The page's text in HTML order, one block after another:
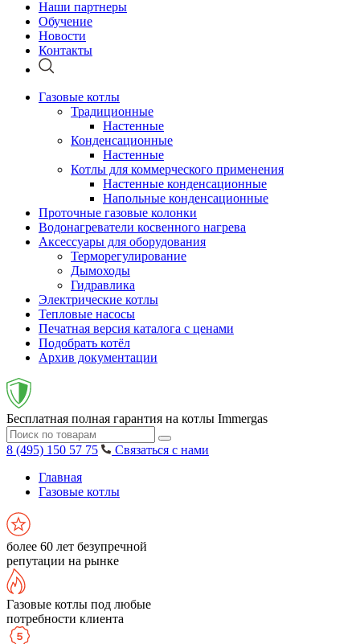
Наши партнеры
Обучение
Новости
Контакты
Газовые котлы
Традиционные
Настенные
Конденсационные
Настенные
Котлы для коммерческого применения
Настенные конденсационные
Напольные конденсационные
Проточные газовые колонки
Водонагреватели косвенного нагрева
Аксессуары для оборудования
Терморегулирование
Дымоходы
Гидравлика
Электрические котлы
Тепловые насосы
Печатная версия каталога с ценами
Подобрать котёл
Архив документации
Бесплатная полная гарантия на котлы Immergas
8 (495) 150 57 75
Связаться с нами
Главная
Газовые котлы
более 60 лет безупречной
репутации на рынке
Газовые котлы под любые
потребности клиента